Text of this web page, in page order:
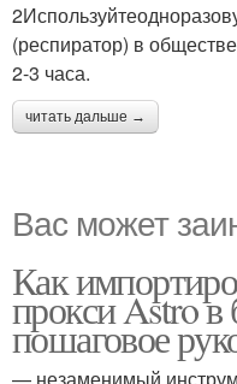
(респиратор) в
2-3 часа.
читать дальше →
Вас может
Как
прокси Astro в
пошаговое